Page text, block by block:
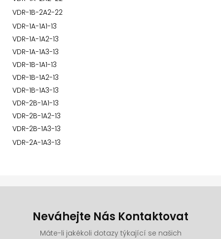
VDR-1B-2A2-22
VDR-1A-1A1-13
VDR-1A-1A2-13
VDR-1A-1A3-13
VDR-1B-1A1-13
VDR-1B-1A2-13
VDR-1B-1A3-13
VDR-2B-1A1-13
VDR-2B-1A2-13
VDR-2B-1A3-13
VDR-2A-1A3-13
Neváhejte Nás Kontaktovat
Máte-li jakékoli dotazy týkající se našich